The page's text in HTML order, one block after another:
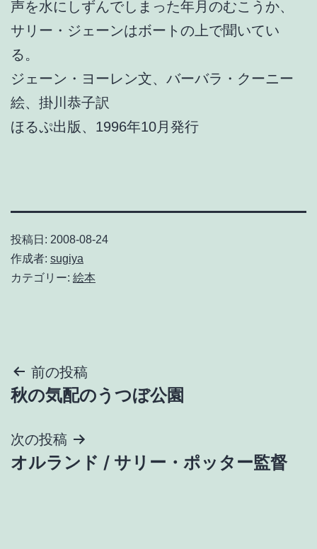
声を水にしずんでしまった年月のむこうか、
サリー・ジェーンはボートの上で聞いてい
る。
ジェーン・ヨーレン文、バーバラ・クーニー
絵、掛川恭子訳
ほるぷ出版、1996年10月発行
投稿日: 2008-08-24
作成者: sugiya
カテゴリー: 絵本
投
稿
ナ
ビ
前の投稿
秋の気配のうつぼ公園
次の投稿
オルランド / サリー・ポッター監督